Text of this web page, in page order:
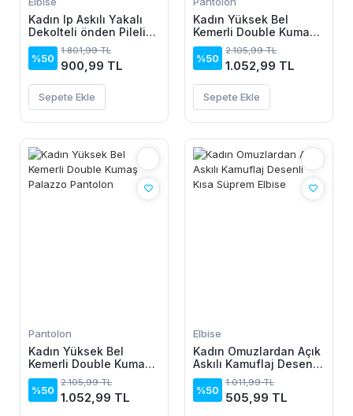
Kadın Ip Askılı Yakalı
Dekolteli önden Pileli
Midi Ithal Krep Elbise
%50
1.801,99 TL
900,99 TL
Sepete Ekle
Kadın Yüksek Bel
Kemerli Double Kumaş
Palazzo Pantolon
%50
2.105,99 TL
1.052,99 TL
Sepete Ekle
Pantolon
Kadın Yüksek Bel
Kemerli Double Kumaş
Palazzo Pantolon
%50
2.105,99 TL
1.052,99 TL
Elbise
Kadın Omuzlardan Açık
Askılı Kamuflaj Desenli
Kısa Süprem Elbise
%50
1.011,99 TL
505,99 TL